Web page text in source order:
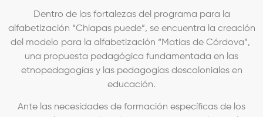
Dentro de las fortalezas del programa para la
alfabetización “Chiapas puede”, se encuentra la creación
del modelo para la alfabetización “Matías de Córdova”,
una propuesta pedagógica fundamentada en las
etnopedagogías y las pedagogías descoloniales en
educación.
Ante las necesidades de formación específicas de los